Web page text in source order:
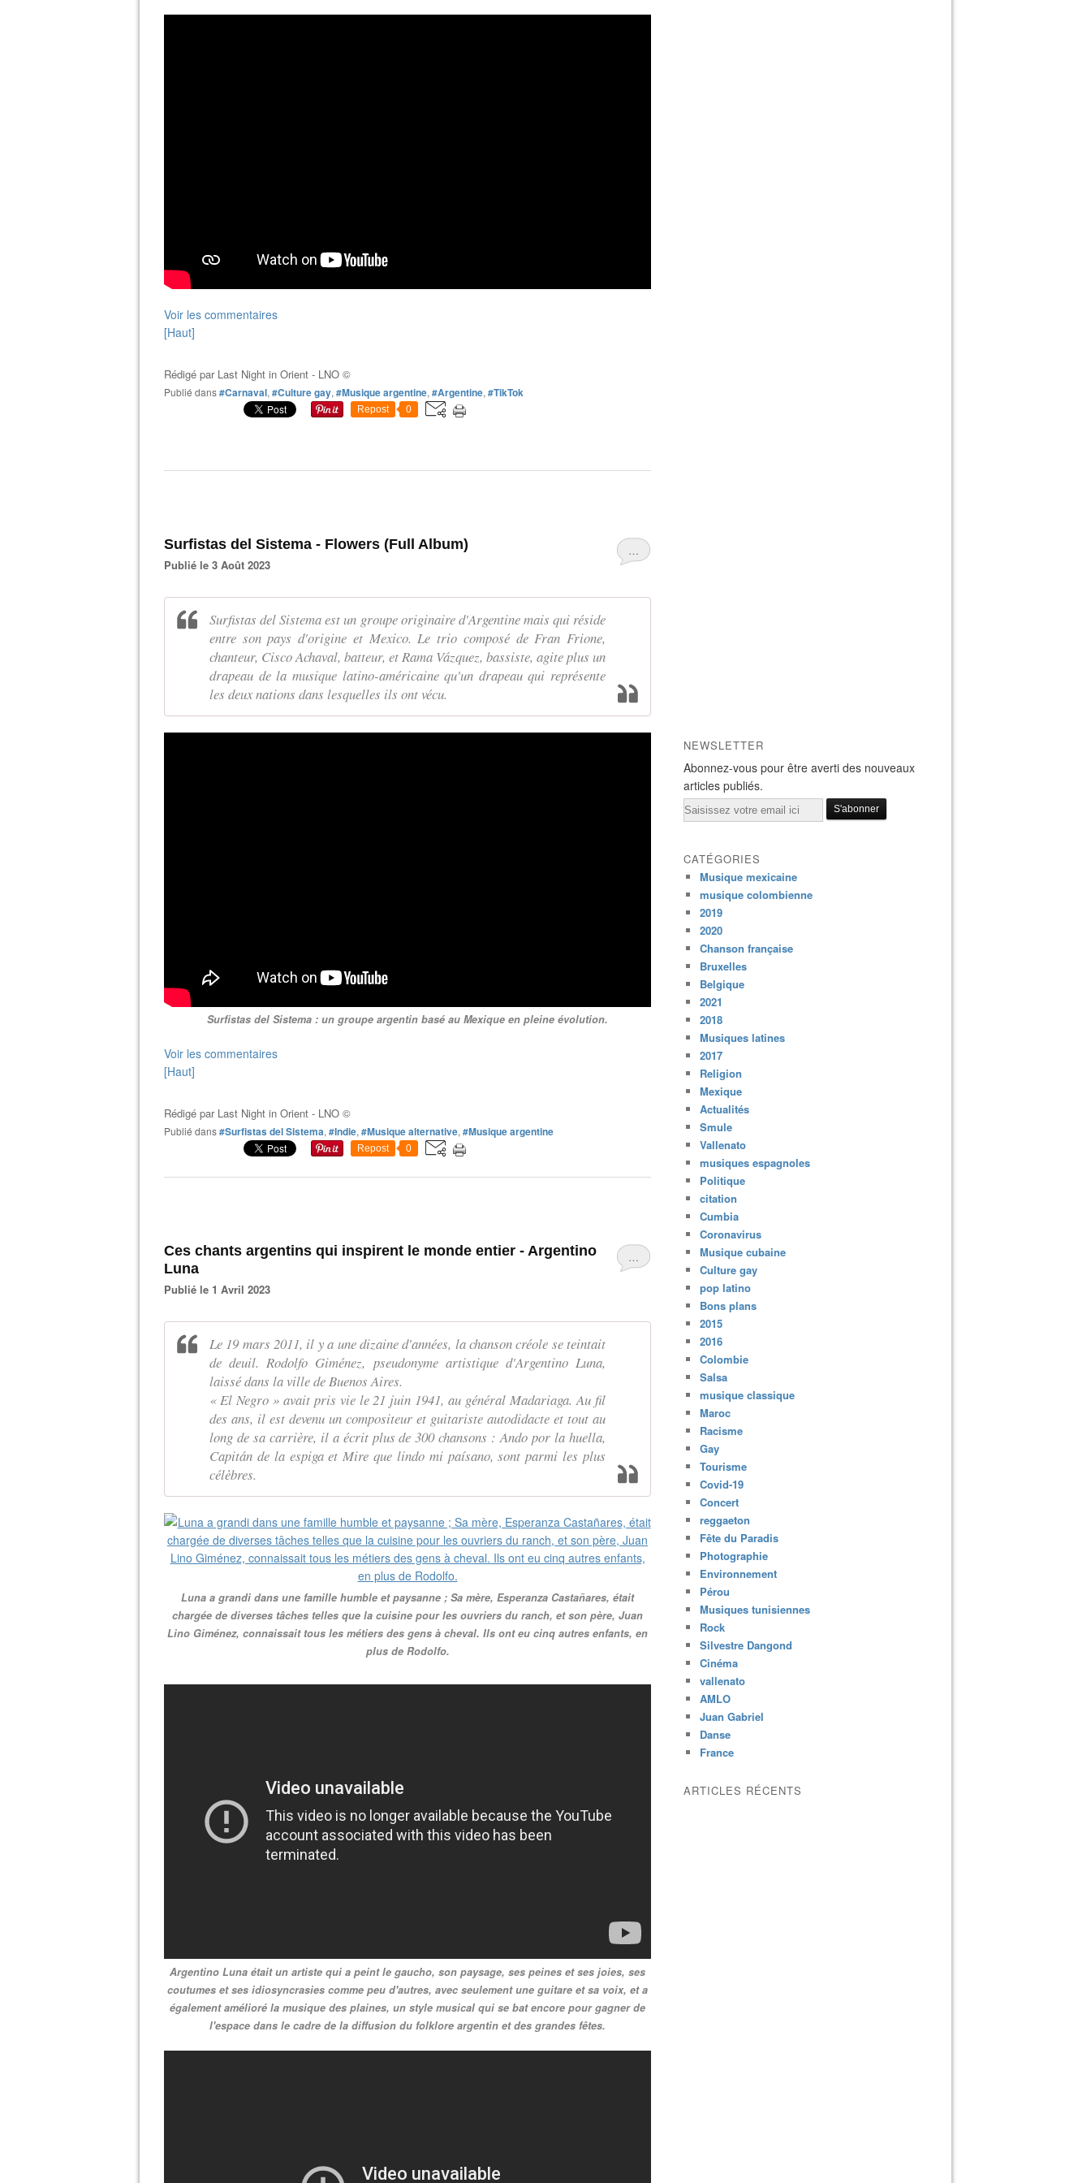
Voir les commentaires
[Haut]
Rédigé par Last Night in Orient - LNO ©
Publié dans#Carnaval, #Culture gay, #Musique argentine, #Argentine, #TikTok
Repost 0
…
Surfistas del Sistema - Flowers (Full Album)
Publié le 3 Août 2023
Surfistas del Sistema est un groupe originaire d'Argentine mais qui réside
entre son pays d'origine et Mexico. Le trio composé de Fran Frione,
chanteur, Cisco Achaval, batteur, et Rama Vázquez, bassiste, agite plus un
drapeau de la musique latino-américaine qu'un drapeau qui représente
les deux nations dans lesquelles ils ont vécu.
Surfistas del Sistema : un groupe argentin basé au Mexique en pleine évolution.
Voir les commentaires
[Haut]
Rédigé par Last Night in Orient - LNO ©
Publié dans#Surfistas del Sistema, #Indie, #Musique alternative, #Musique argentine
Repost 0
…
Ces chants argentins qui inspirent le monde entier - Argentino
Luna
Publié le 1 Avril 2023
Le 19 mars 2011, il y a une dizaine d'années, la chanson créole se teintait
de deuil. Rodolfo Giménez, pseudonyme artistique d'Argentino Luna,
laissé dans la ville de Buenos Aires.
« El Negro » avait pris vie le 21 juin 1941, au général Madariaga. Au fil
des ans, il est devenu un compositeur et guitariste autodidacte et tout au
long de sa carrière, il a écrit plus de 300 chansons : Ando por la huella,
Capitán de la espiga et Mire que lindo mi paísano, sont parmi les plus
célèbres.
Luna a grandi dans une famille humble et paysanne ; Sa mère, Esperanza Castañares, était
chargée de diverses tâches telles que la cuisine pour les ouvriers du ranch, et son père, Juan
Lino Giménez, connaissait tous les métiers des gens à cheval. Ils ont eu cinq autres enfants, en
plus de Rodolfo.
Argentino Luna était un artiste qui a peint le gaucho, son paysage, ses peines et ses joies, ses
coutumes et ses idiosyncrasies comme peu d'autres, avec seulement une guitare et sa voix, et a
également amélioré la musique des plaines, un style musical qui se bat encore pour gagner de
l'espace dans le cadre de la diffusion du folklore argentin et des grandes fêtes.
NEWSLETTER
Abonnez-vous pour être averti des nouveaux
articles publiés.
Email
CATÉGORIES
Musique mexicaine
musique colombienne
2019
2020
Chanson française
Bruxelles
Belgique
2021
2018
Musiques latines
2017
Religion
Mexique
Actualités
Smule
Vallenato
musiques espagnoles
Politique
citation
Cumbia
Coronavirus
Musique cubaine
Culture gay
pop latino
Bons plans
2015
2016
Colombie
Salsa
musique classique
Maroc
Racisme
Gay
Tourisme
Covid-19
Concert
reggaeton
Fête du Paradis
Photographie
Environnement
Pérou
Musiques tunisiennes
Rock
Silvestre Dangond
Cinéma
vallenato
AMLO
Juan Gabriel
Danse
France
ARTICLES RÉCENTS